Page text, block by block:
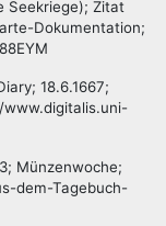
Seekriege); Zitat
Dokumentation;
18.6.1667;
www.digitalis.uni-
Münzenwoche;
dem-Tagebuch-